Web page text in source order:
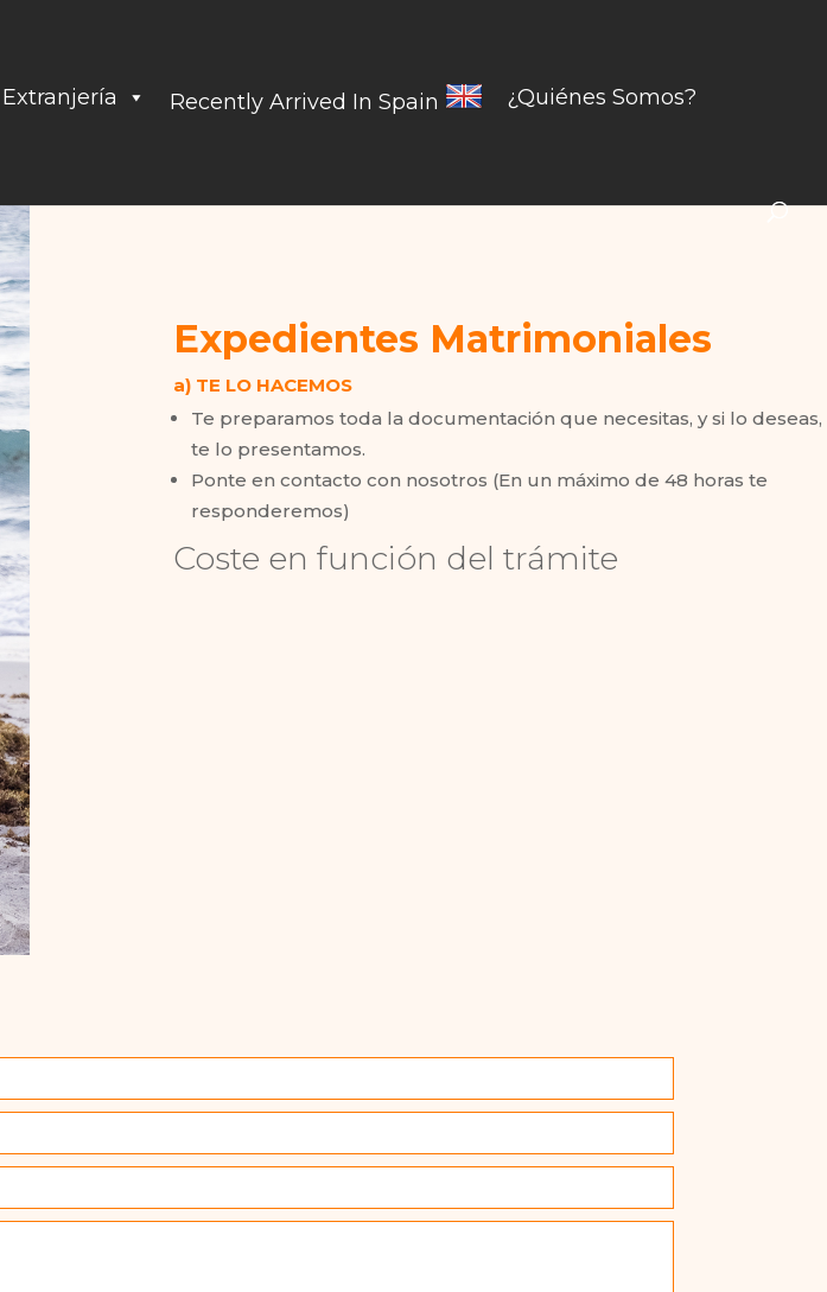
Extranjería Recently Arrived In Spain
¿Quiénes Somos?
Expedientes Matrimoniales
a) TE LO HACEMOS
Te preparamos toda la documentación que necesitas, y si lo deseas,
te lo presentamos.
Ponte en contacto con nosotros (En un máximo de 48 horas te
responderemos)
Coste en función del trámite